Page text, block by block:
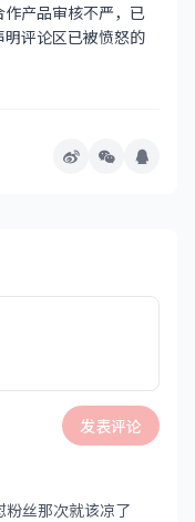
产品审核不严，已
评论区已被愤怒的
发表评论
丝那次就该凉了